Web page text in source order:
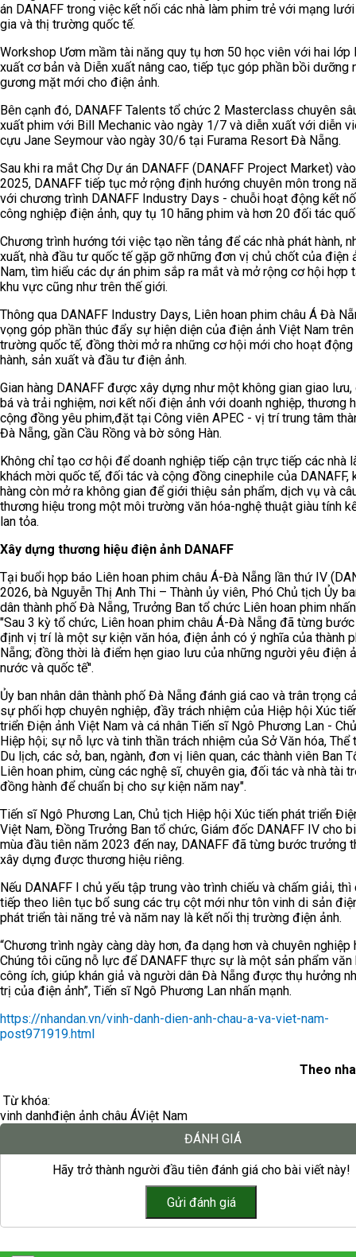
án DANAFF trong việc kết nối các nhà làm phim trẻ với mạng
gia và thị trường quốc tế.
Workshop Ươm mầm tài năng quy tụ hơn 50 học viên với hai lớp
xuất cơ bản và Diễn xuất nâng cao, tiếp tục góp phần bồi dưỡng
gương mặt mới cho điện ảnh.
Bên cạnh đó, DANAFF Talents tổ chức 2 Masterclass chuyên
xuất phim với Bill Mechanic vào ngày 1/7 và diễn xuất với diễn
cựu Jane Seymour vào ngày 30/6 tại Furama Resort Đà Nẵng.
Sau khi ra mắt Chợ Dự án DANAFF (DANAFF Project Market)
2025, DANAFF tiếp tục mở rộng định hướng chuyên môn trong
với chương trình DANAFF Industry Days - chuỗi hoạt động kết
công nghiệp điện ảnh, quy tụ 10 hãng phim và hơn 20 đối tác
Chương trình hướng tới việc tạo nền tảng để các nhà phát hành,
xuất, nhà đầu tư quốc tế gặp gỡ những đơn vị chủ chốt của điện
Nam, tìm hiểu các dự án phim sắp ra mắt và mở rộng cơ hội hợp
khu vực cũng như trên thế giới.
Thông qua DANAFF Industry Days, Liên hoan phim châu Á Đà
vọng góp phần thúc đẩy sự hiện diện của điện ảnh Việt Nam
trường quốc tế, đồng thời mở ra những cơ hội mới cho hoạt động
hành, sản xuất và đầu tư điện ảnh.
Gian hàng DANAFF được xây dựng như một không gian giao lưu,
bá và trải nghiệm, nơi kết nối điện ảnh với doanh nghiệp, thương
cộng đồng yêu phim,đặt tại Công viên APEC - vị trí trung tâm
Đà Nẵng, gần Cầu Rồng và bờ sông Hàn.
Không chỉ tạo cơ hội để doanh nghiệp tiếp cận trực tiếp các nhà
khách mời quốc tế, đối tác và cộng đồng cinephile của DANAFF,
hàng còn mở ra không gian để giới thiệu sản phẩm, dịch vụ và
thương hiệu trong một môi trường văn hóa-nghệ thuật giàu tính
lan tỏa.
Xây dựng thương hiệu điện ảnh DANAFF
Tại buổi họp báo Liên hoan phim châu Á-Đà Nẵng lần thứ IV
2026, bà Nguyễn Thị Anh Thi – Thành ủy viên, Phó Chủ tịch Ủy
dân thành phố Đà Nẵng, Trưởng Ban tổ chức Liên hoan phim
"Sau 3 kỳ tổ chức, Liên hoan phim châu Á-Đà Nẵng đã từng
định vị trí là một sự kiện văn hóa, điện ảnh có ý nghĩa của thành
Nẵng; đồng thời là điểm hẹn giao lưu của những người yêu điện
nước và quốc tế''.
Ủy ban nhân dân thành phố Đà Nẵng đánh giá cao và trân trọng
sự phối hợp chuyên nghiệp, đầy trách nhiệm của Hiệp hội Xúc
triển Điện ảnh Việt Nam và cá nhân Tiến sĩ Ngô Phương Lan -
Hiệp hội; sự nỗ lực và tinh thần trách nhiệm của Sở Văn hóa, Thể
Du lịch, các sở, ban, ngành, đơn vị liên quan, các thành viên Ban
Liên hoan phim, cùng các nghệ sĩ, chuyên gia, đối tác và nhà tài
đồng hành để chuẩn bị cho sự kiện năm nay".
Tiến sĩ Ngô Phương Lan, Chủ tịch Hiệp hội Xúc tiến phát triển
Việt Nam, Đồng Trưởng Ban tổ chức, Giám đốc DANAFF IV cho
mùa đầu tiên năm 2023 đến nay, DANAFF đã từng bước trưởng
xây dựng được thương hiệu riêng.
Nếu DANAFF I chủ yếu tập trung vào trình chiếu và chấm giải, thì
tiếp theo liên tục bổ sung các trụ cột mới như tôn vinh di sản
phát triển tài năng trẻ và năm nay là kết nối thị trường điện ảnh.
“Chương trình ngày càng dày hơn, đa dạng hơn và chuyên nghiệp
Chúng tôi cũng nỗ lực để DANAFF thực sự là một sản phẩm văn
công ích, giúp khán giả và người dân Đà Nẵng được thụ hưởng
trị của điện ảnh”, Tiến sĩ Ngô Phương Lan nhấn mạnh.
https://nhandan.vn/vinh-danh-dien-anh-chau-a-va-viet-nam-
post971919.html
Theo
Từ khóa:
vinh danhđiện ảnh châu ÁViệt Nam
ĐÁNH GIÁ
Hãy trở thành người đầu tiên đánh giá cho bài viết này!